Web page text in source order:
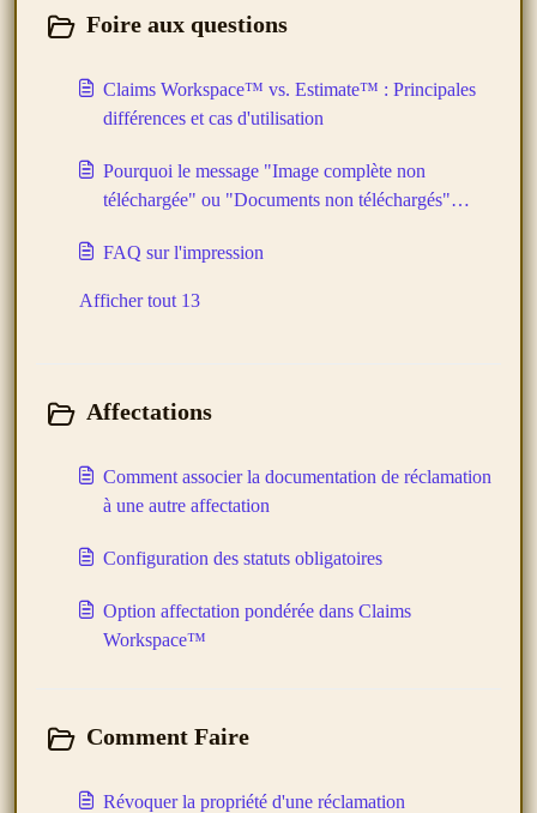
Foire aux questions
Claims Workspace™ vs. Estimate™ : Principales
différences et cas d'utilisation
Pourquoi le message "Image complète non
téléchargée" ou "Documents non téléchargés"
FAQ sur l'impression
Afficher tout 13
Affectations
Comment associer la documentation de réclamation
à une autre affectation
Configuration des statuts obligatoires
Option affectation pondérée dans Claims
Workspace™
Comment Faire
Révoquer la propriété d'une réclamation